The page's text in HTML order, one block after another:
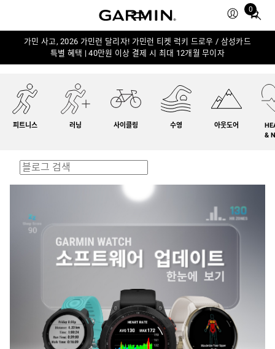
0
Total
in
가민 사고, 2026 가민런 달리자! 가민런 티켓 럭키 드로우 / 삼성카드
특별 혜택 | 40만원 이상 결제 시 최대 12개월 무이자
피트니스 러닝 사이클링 수영 아웃도어
&